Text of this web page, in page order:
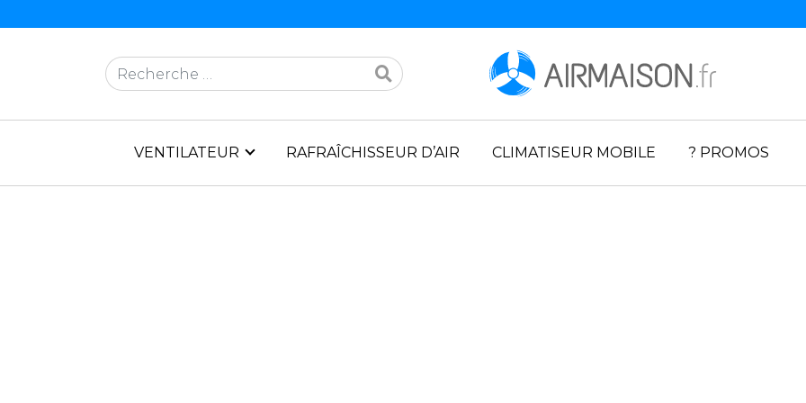
Rechercher
VENTILATEUR RAFRAÎCHISSEUR D’AIR CLIMATISEUR MOBILE ? PROMOS